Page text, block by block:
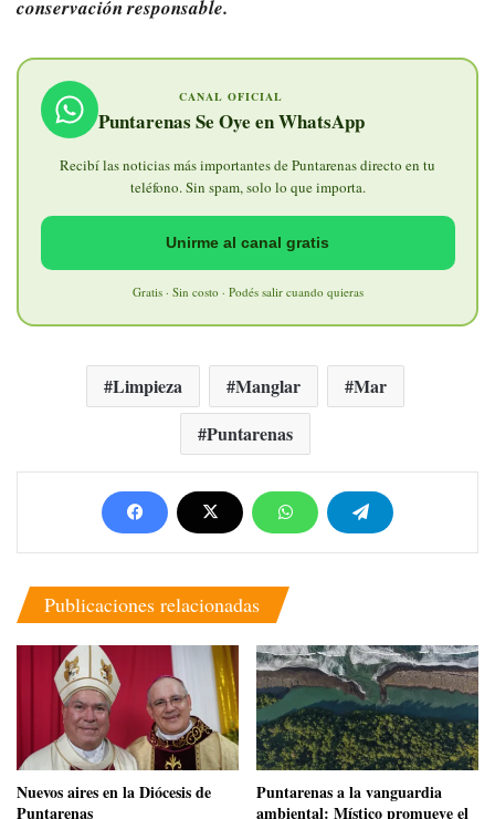
conservación responsable.
CANAL OFICIAL
Puntarenas Se Oye en WhatsApp
Recibí las noticias más importantes de Puntarenas directo en tu
teléfono. Sin spam, solo lo que importa.
Unirme al canal gratis
Gratis · Sin costo · Podés salir cuando quieras
Limpieza Manglar
Mar
Puntarenas
Publicaciones relacionadas
​Nuevos aires en la Diócesis de
Puntarenas
​Puntarenas a la vanguardia
ambiental: Místico promueve el